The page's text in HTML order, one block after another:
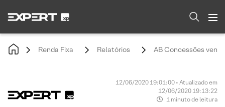
Renda Fixa Relatórios AB Concessões
12/06/2020 19:01:00 • Atualizado em
12/06/2020 19:13:22
1 minuto de leitura